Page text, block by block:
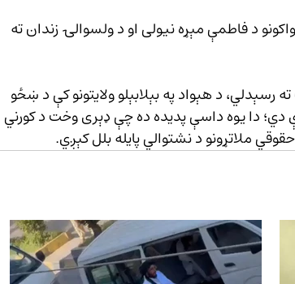
د فاطمې مېړه نیولی او د ولسوالۍ زندان ته
د هېواد په بېلابېلو ولایتونو کې د ښځو
شوې دي؛ دا یوه داسې پدیده ده چې ډېری وخت د کورني
ملاتړونو د نشتوالي پایله بلل کېږي.